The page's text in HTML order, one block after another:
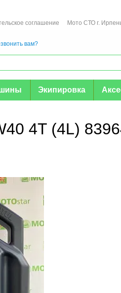
соглашение
Мото СТО г.
вам?
Экипировка
4T (4L)